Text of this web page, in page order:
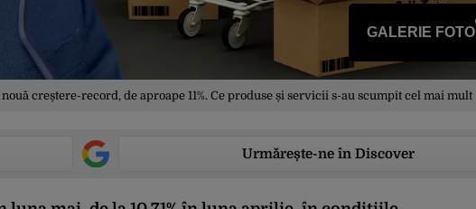
GALERIE FOTO
creștere-record, de aproape 11%. Ce produse și servicii s-au scumpit cel mai mult
Urmărește-ne în Discover